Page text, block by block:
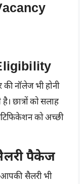
की नॉलेज भी होनी
छात्रों को सलाह
को अच्छी
पैकेज
आपकी सैलरी भी